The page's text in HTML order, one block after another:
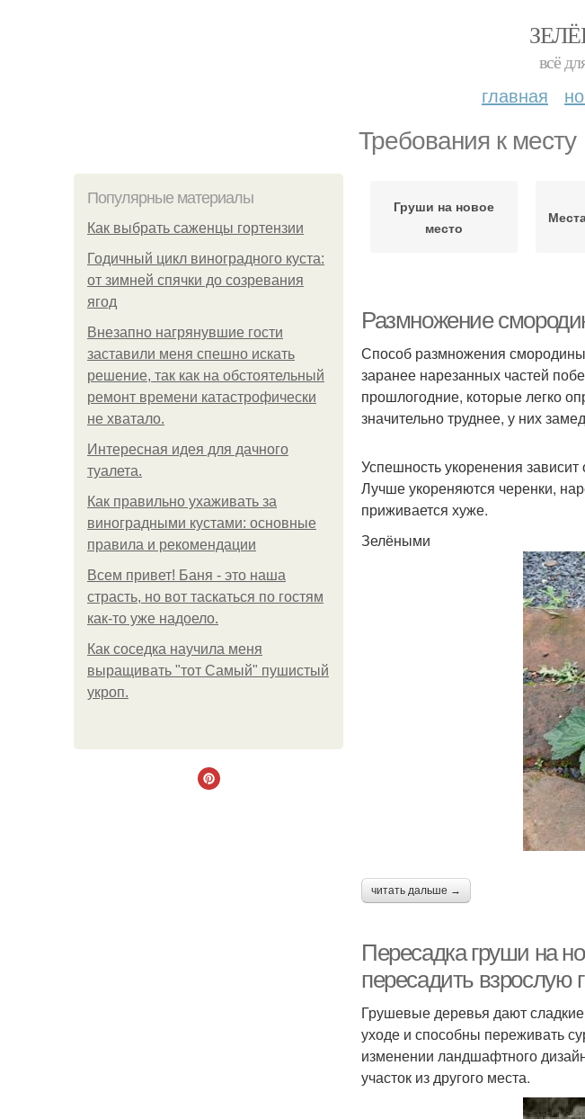
всё
главная
Требования к месту
Популярные материалы
Как выбрать саженцы гортензии
Годичный цикл виноградного куста:
от зимней спячки до созревания
ягод
Внезапно нагрянувшие гости
заставили меня спешно искать
решение, так как на обстоятельный
ремонт времени катастрофически
не хватало.
Интересная идея для дачного
туалета.
Как правильно ухаживать за
виноградными кустами: основные
правила и рекомендации
Всем привет! Баня - это наша
страсть, но вот таскаться по гостям
как-то уже надоело.
Как соседка научила меня
выращивать "тот Самый" пушистый
укроп.
Груши на новое
место
Размножение
Способ размножения смородины
заранее нарезанных частей
прошлогодние, которые легко
значительно труднее, у них
Успешность укоренения зависит
Лучше укореняются черенки,
приживается хуже.
Зелёными
читать дальше →
Пересадка груши на
пересадить взрослую
Грушевые деревья дают
уходе и способны переживать
изменении ландшафтного
участок из другого места.